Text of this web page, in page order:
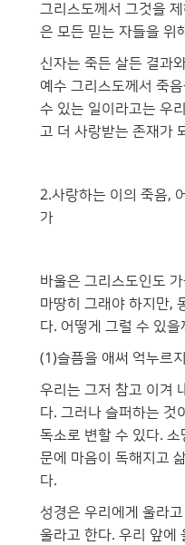
그리스도께서 그것을
은 모든 믿는 자들을 위
신자는 죽든 살든 결과
예수 그리스도께서 죽
수 있는 일이라고는 우
고 더 사랑받는 존재가
2.사랑하는 이의 죽음,
가
바울은 그리스도인도
마땅히 그래야 하지만,
다. 어떻게 그럴 수 있을
(1)슬픔을 애써 억누르
우리는 그저 참고 이겨
다. 그러나 슬퍼하는 것
독소로 변할 수 있다.
문에 마음이 독해지고
다.
성경은 우리에게 울라
울라고 한다. 우리 앞에